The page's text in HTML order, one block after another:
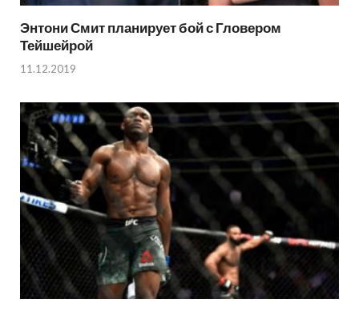
Энтони Смит планирует бой с Гловером
Тейшейрой
11.12.2019